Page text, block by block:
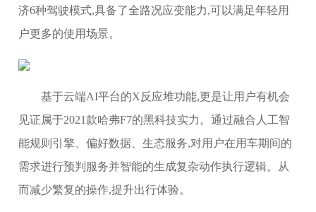
济6种驾驶模式,具备了全路况应变能力,可以满足年轻用
户更多的使用场景。
基于云端AI平台的X反应堆功能,更是让用户有机会
见证属于2021款哈弗F7的黑科技实力。通过融合人工智
能规则引擎、偏好数据、生态服务,对用户在用车期间的
需求进行预判服务并智能的生成复杂动作执行逻辑。从
而减少繁复的操作,提升出行体验。